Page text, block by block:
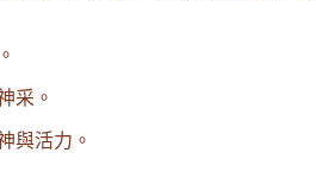
采。
與活力。